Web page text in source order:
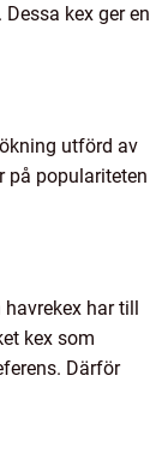
kex ger en
utförd av
på populariteten
har till
kex som
Därför